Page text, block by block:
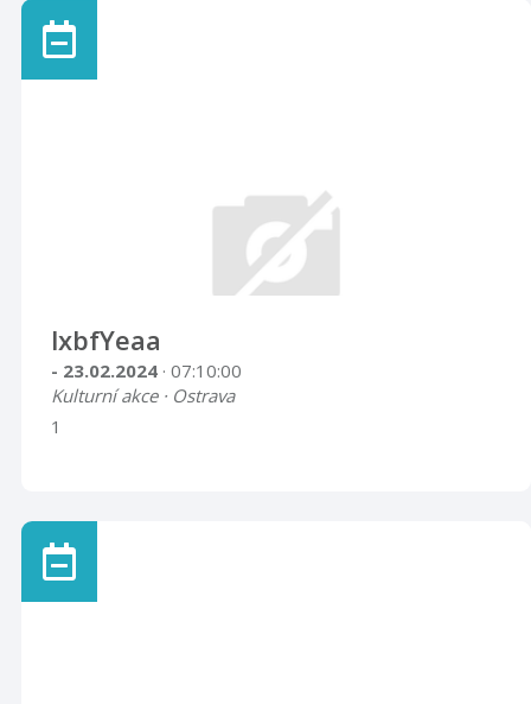
lxbfYeaa
- 23.02.2024 · 07:10:00
Kulturní akce · Ostrava
1